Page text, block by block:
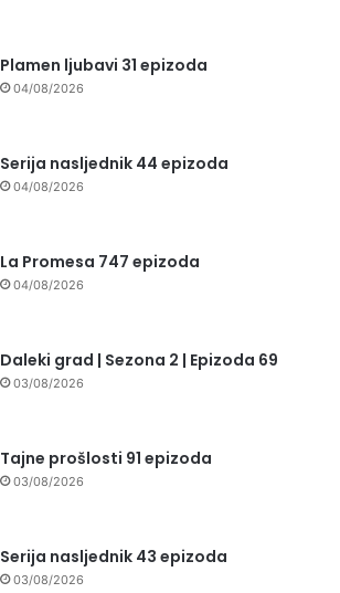
Plamen ljubavi 31 epizoda
04/08/2026
Serija nasljednik 44 epizoda
04/08/2026
La Promesa 747 epizoda
04/08/2026
Daleki grad | Sezona 2 | Epizoda 69
03/08/2026
Tajne prošlosti 91 epizoda
03/08/2026
Serija nasljednik 43 epizoda
03/08/2026